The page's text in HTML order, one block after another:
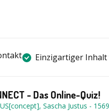
Einzigartiger Inhalt
- Das Online-Quiz!
Sascha Justus -